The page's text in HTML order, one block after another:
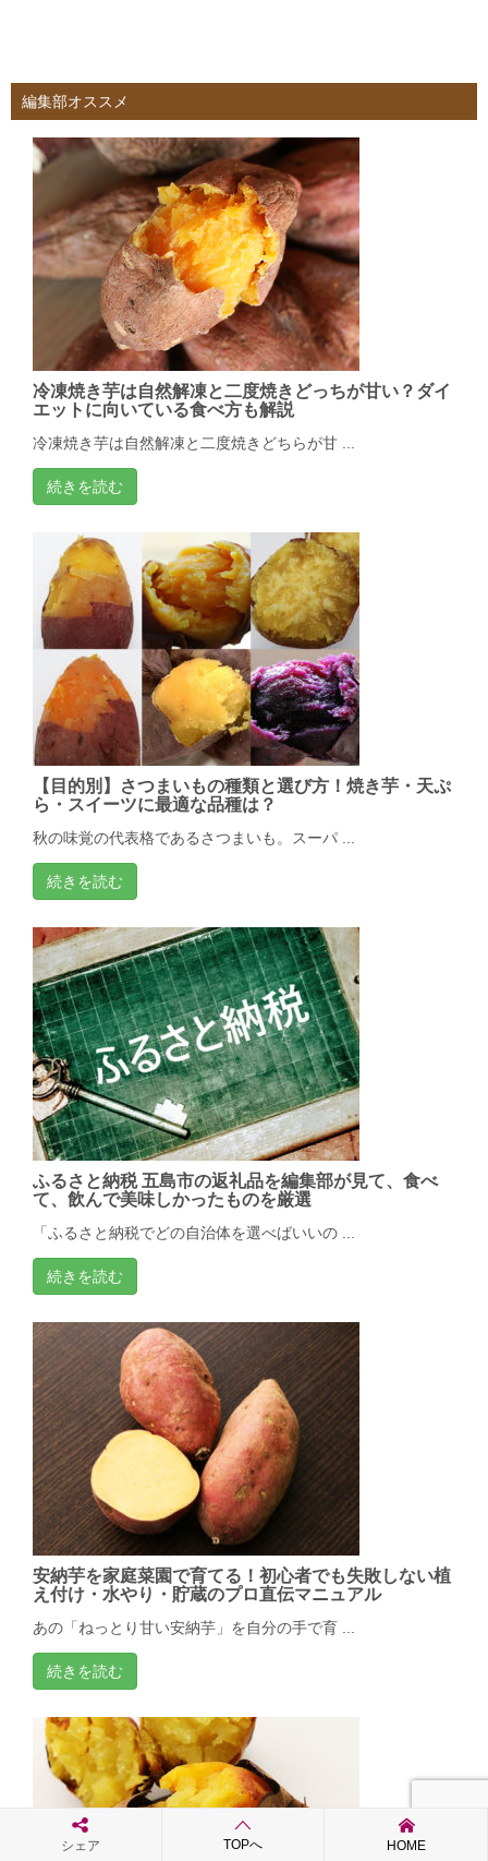
編集部オススメ
冷凍焼き芋は自然解凍と二度焼きどっちが甘い？ダイ
エットに向いている食べ方も解説
冷凍焼き芋は自然解凍と二度焼きどちらが甘 ...
続きを読む
【目的別】さつまいもの種類と選び方！焼き芋・天ぷ
ら・スイーツに最適な品種は？
秋の味覚の代表格であるさつまいも。スーパ ...
続きを読む
ふるさと納税 五島市の返礼品を編集部が見て、食べ
て、飲んで美味しかったものを厳選
「ふるさと納税でどの自治体を選べばいいの ...
続きを読む
安納芋を家庭菜園で育てる！初心者でも失敗しない植
え付け・水やり・貯蔵のプロ直伝マニュアル
あの「ねっとり甘い安納芋」を自分の手で育 ...
続きを読む
シェア TOPへ HOME